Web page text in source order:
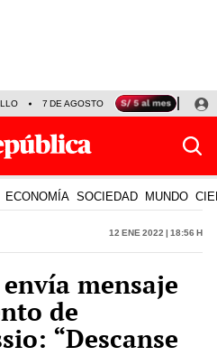
7 DE AGOSTO TINKA RESULTADOS
ECONOMÍA SOCIEDAD MUNDO
12 Ene 2022 | 18:56 h
mensaje
de
“Descanse